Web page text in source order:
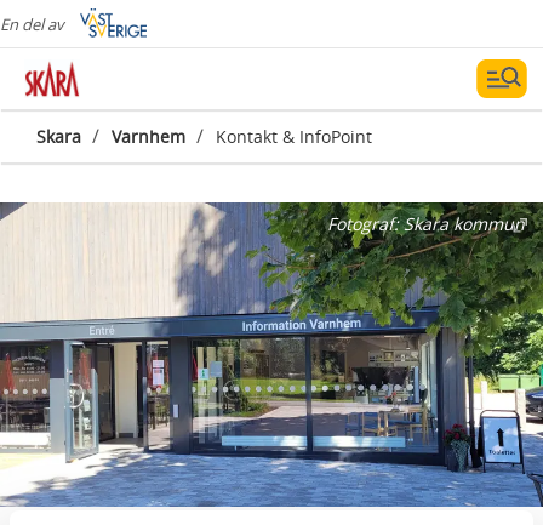
En del av
Skara / Varnhem / Kontakt & InfoPoint
Fotograf:Skara kommun